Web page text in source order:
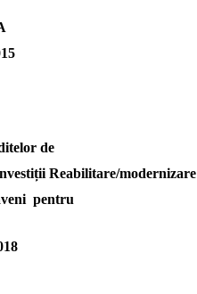
de
Reabilitare/modernizare
 pentru